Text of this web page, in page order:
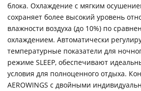
блока. Охлаждение с мягким
сохраняет более высокий уровень
влажности воздуха (до 10%) по
охлаждением. Автоматически
температурные показатели для
режиме SLEEP, обеспечивают
условия для полноценного отдыха.
AEROWINGS с двойными